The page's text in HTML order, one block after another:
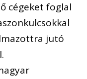
cégeket foglal
jutó